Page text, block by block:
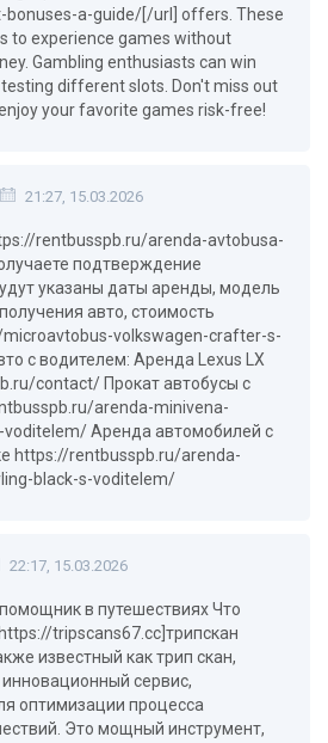
a-guide/[/url] offers. These
to experience games without
Gambling enthusiasts can win
different slots. Don't miss out
your favorite games risk-free!
21:27, 15.03.2026
rentbusspb.ru/arenda-avtobusa-
подтверждение
указаны даты аренды, модель
авто, стоимость
volkswagen-crafter-s-
с водителем: Аренда Lexus LX
contact/ Прокат автобусы с
arenda-minivena-
Аренда автомобилей с
https://rentbusspb.ru/arenda-
black-s-voditelem/
22:17, 15.03.2026
в путешествиях Что
tripscans67.cc]трипскан
известный как трип скан,
сервис,
оптимизации процесса
Это мощный инструмент,